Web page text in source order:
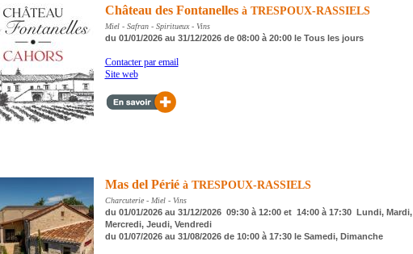
Château des Fontanelles à TRESPOUX-RASSIELS
Miel - Safran - Spiritueux - Vins
du 01/01/2026 au 31/12/2026 de 08:00 à 20:00 le Tous les jours
Contacter par email
Site web
Mas del Périé à TRESPOUX-RASSIELS
Charcuterie - Miel - Vins
du 01/01/2026 au 31/12/2026 09:30 à 12:00 et 14:00 à 17:30 Lundi, Mardi,
Mercredi, Jeudi, Vendredi
du 01/07/2026 au 31/08/2026 de 10:00 à 17:30 le Samedi, Dimanche